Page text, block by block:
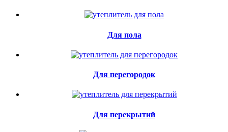
Для пола
Для перегородок
Для перекрытий